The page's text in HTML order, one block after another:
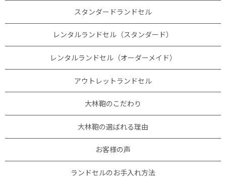
スタンダードランドセル
レンタルランドセル（スタンダード）
レンタルランドセル（オーダーメイド）
アウトレットランドセル
大林鞄のこだわり
大林鞄の選ばれる理由
お客様の声
ランドセルのお手入れ方法